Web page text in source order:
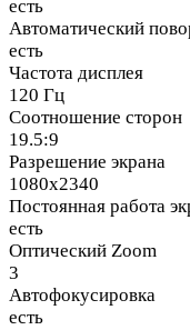
есть
Автоматический
есть
Частота дисплея
120 Гц
Соотношение сторон
19.5:9
Разрешение экрана
1080x2340
Постоянная работа
есть
Оптический Zoom
3
Автофокусировка
есть